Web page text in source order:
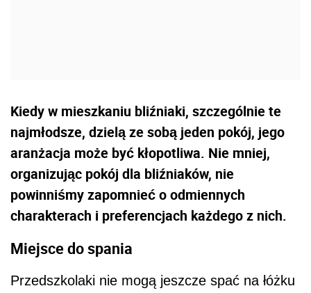
Kiedy w mieszkaniu bliźniaki, szczególnie te
najmłodsze, dzielą ze sobą jeden pokój, jego
aranżacja może być kłopotliwa. Nie mniej,
organizując pokój dla bliźniaków, nie
powinniśmy zapomnieć o odmiennych
charakterach i preferencjach każdego z nich.
Miejsce do spania
Przedszkolaki nie mogą jeszcze spać na łóżku